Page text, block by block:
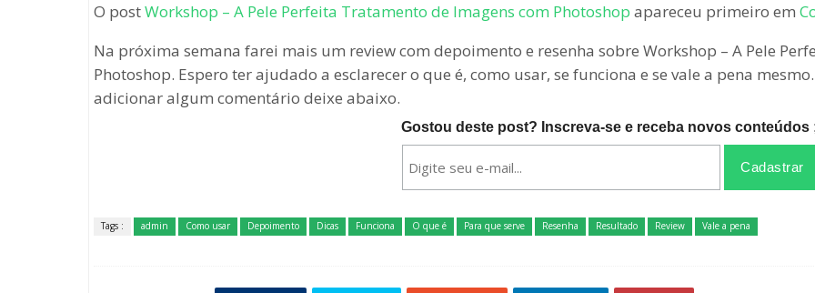
O postWorkshop – A Pele Perfeita Tratamento de Imagens com Photoshop apareceu primeiro em
Na próxima semana farei mais um review com depoimento e resenha sobre Workshop – A Pele
Photoshop. Espero ter ajudado a esclarecer o que é, como usar, se funciona e se vale a pena
adicionar algum comentário deixe abaixo.
Gostou deste post? Inscreva-se e receba novos conteúdos
Tags : admin Como usar Depoimento Dicas Funciona O que é Para que serve Resenha Resultado Review Vale a pena